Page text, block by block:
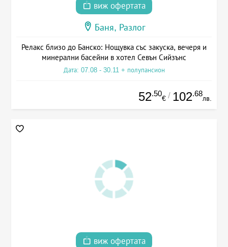
виж офертата
Баня, Разлог
Релакс близо до Банско: Нощувка със закуска, вечеря и
минерални басейни в хотел Севън Сийзънс
Дата: 07.08 - 30.11 + полупансион
52.50
€ / 102.68
лв.
виж офертата